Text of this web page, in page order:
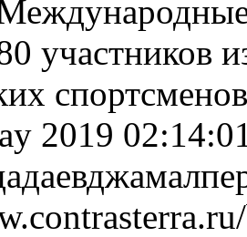
участников
2019
джамал